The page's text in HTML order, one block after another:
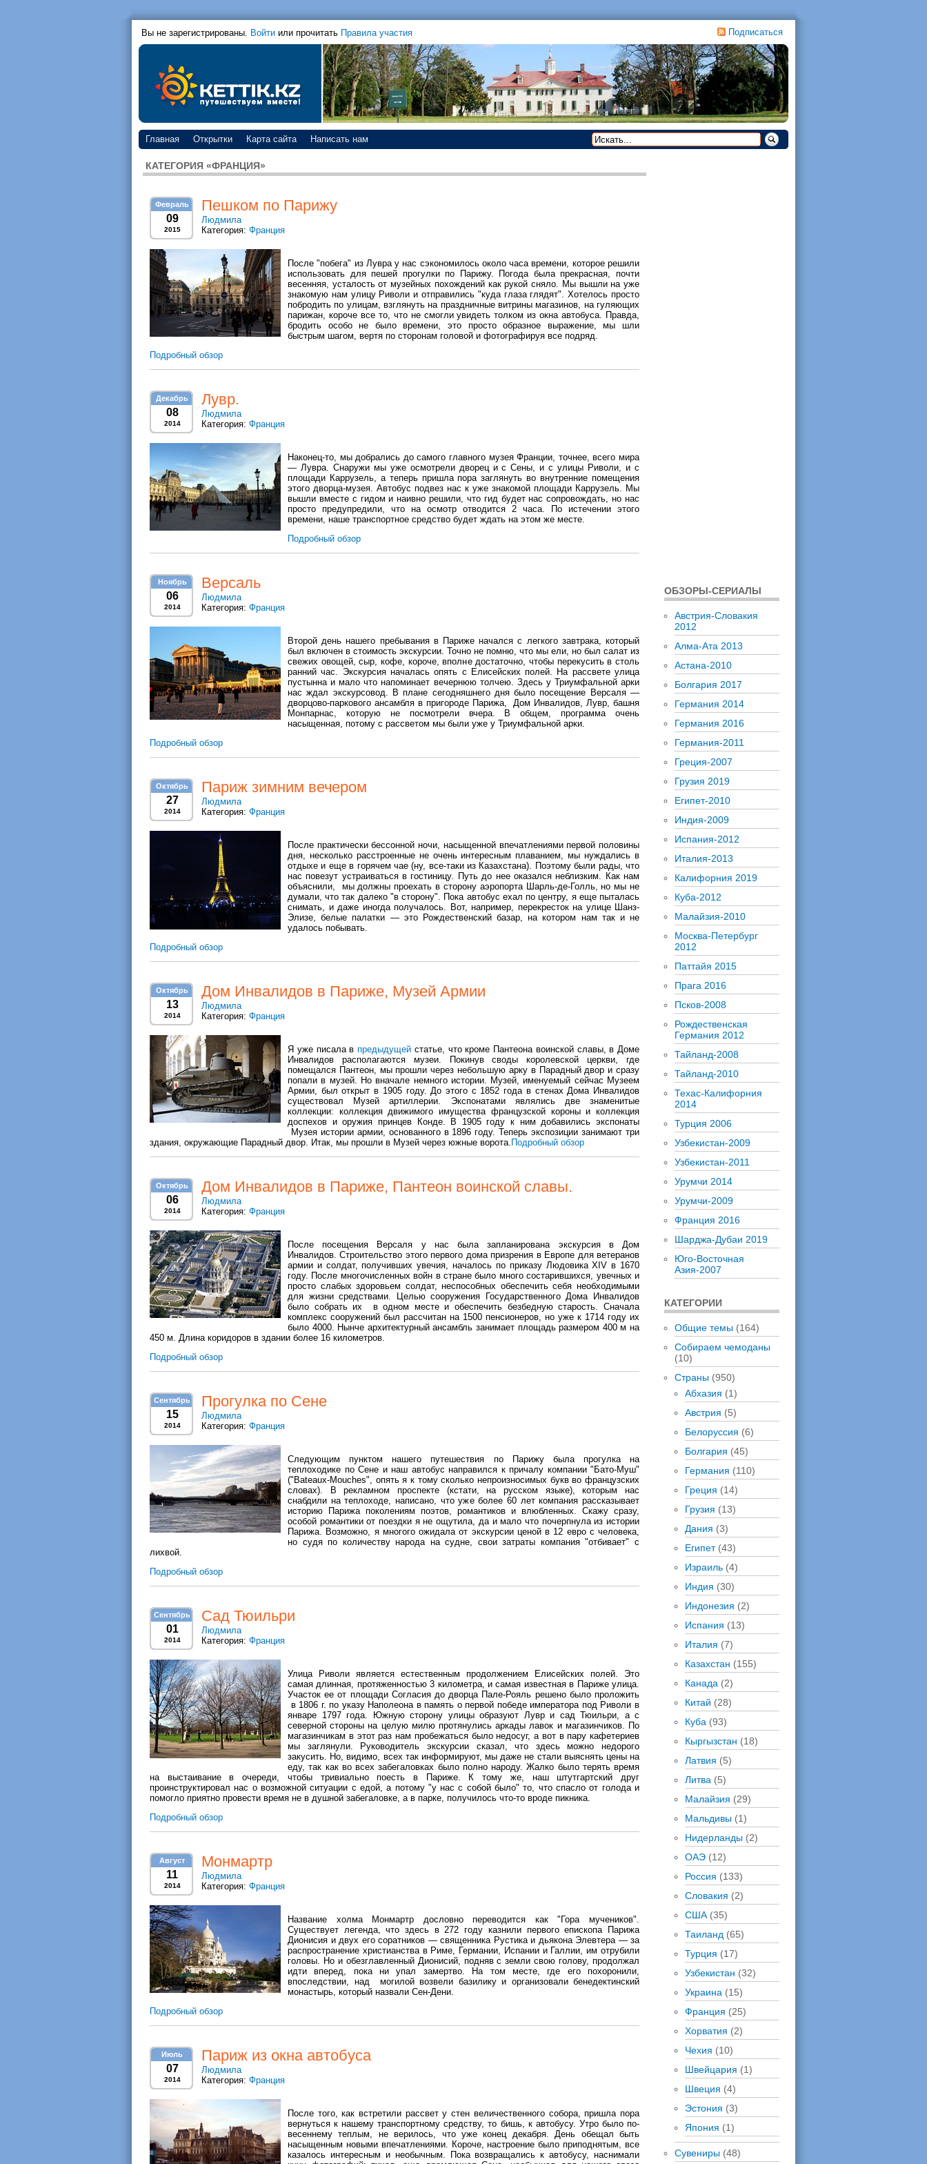
Вы не зарегистрированы. Войти или прочитать Правила участия Подписаться
Главная Открытки Карта сайта Написать нам
КАТЕГОРИЯ «ФРАНЦИЯ»
Февраль
09
2015
Пешком по Парижу
Людмила
Категория: Франция
После "побега" из Лувра у нас сэкономилось около часа времени, которое решили
использовать для пешей прогулки по Парижу. Погода была прекрасная, почти
весенняя, усталость от музейных похождений как рукой сняло. Мы вышли на уже
знакомую нам улицу Риволи и отправились "куда глаза глядят". Хотелось просто
побродить по улицам, взглянуть на праздничные витрины магазинов, на гуляющих
парижан, короче все то, что не смогли увидеть толком из окна автобуса. Правда,
бродить особо не было времени, это просто образное выражение, мы шли
быстрым шагом, вертя по сторонам головой и фотографируя все подряд.
Подробный обзор
Декабрь
08
2014
Лувр.
Людмила
Категория: Франция
Наконец-то, мы добрались до самого главного музея Франции, точнее, всего мира
— Лувра. Снаружи мы уже осмотрели дворец и с Сены, и с улицы Риволи, и с
площади Каррузель, а теперь пришла пора заглянуть во внутренние помещения
этого дворца-музея. Автобус подвез нас к уже знакомой площади Каррузель. Мы
вышли вместе с гидом и наивно решили, что гид будет нас сопровождать, но нас
просто предупредили, что на осмотр отводится 2 часа. По истечении этого
времени, наше транспортное средство будет ждать на этом же месте.
Подробный обзор
Ноябрь
06
2014
Версаль
Людмила
Категория: Франция
Второй день нашего пребывания в Париже начался с легкого завтрака, который
был включен в стоимость экскурсии. Точно не помню, что мы ели, но был салат из
свежих овощей, сыр, кофе, короче, вполне достаточно, чтобы перекусить в столь
ранний час. Экскурсия началась опять с Елисейских полей. На рассвете улица
пустынна и мало что напоминает вечернюю толчею. Здесь у Триумфальной арки
нас ждал экскурсовод. В плане сегодняшнего дня было посещение Версаля —
дворцово-паркового ансамбля в пригороде Парижа, Дом Инвалидов, Лувр, башня
Монпарнас, которую не посмотрели вчера. В общем, программа очень
насыщенная, потому с рассветом мы были уже у Триумфальной арки.
Подробный обзор
Октябрь
27
2014
Париж зимним вечером
Людмила
Категория: Франция
После практически бессонной ночи, насыщенной впечатлениями первой половины
дня, несколько расстроенные не очень интересным плаванием, мы нуждались в
отдыхе и еще в горячем чае (ну, все-таки из Казахстана). Поэтому были рады, что
нас повезут устраиваться в гостиницу. Путь до нее оказался неблизким. Как нам
объяснили, мы должны проехать в сторону аэропорта Шарль-де-Голль, но мы не
думали, что так далеко "в сторону". Пока автобус ехал по центру, я еще пыталась
снимать, и даже иногда получалось. Вот, например, перекресток на улице Шанз-
Элизе, белые палатки — это Рождественский базар, на котором нам так и не
удалось побывать.
Подробный обзор
Октябрь
13
2014
Дом Инвалидов в Париже, Музей Армии
Людмила
Категория: Франция
Я уже писала в предыдущей статье, что кроме Пантеона воинской славы, в Доме
Инвалидов располагаются музеи. Покинув своды королевской церкви, где
помещался Пантеон, мы прошли через небольшую арку в Парадный двор и сразу
попали в музей. Но вначале немного истории. Музей, именуемый сейчас Музеем
Армии, был открыт в 1905 году. До этого с 1852 года в стенах Дома Инвалидов
существовал Музей артиллерии. Экспонатами являлись две знаменитые
коллекции: коллекция движимого имущества французской короны и коллекция
доспехов и оружия принцев Конде. В 1905 году к ним добавились экспонаты
Музея истории армии, основанного в 1896 году. Теперь экспозиции занимают три
здания, окружающие Парадный двор. Итак, мы прошли в Музей через южные ворота. Подробный обзор
Октябрь
06
2014
Дом Инвалидов в Париже, Пантеон воинской славы.
Людмила
Категория: Франция
После посещения Версаля у нас была запланирована экскурсия в Дом
Инвалидов. Строительство этого первого дома призрения в Европе для ветеранов
армии и солдат, получивших увечия, началось по приказу Людовика XIV в 1670
году. После многочисленных войн в стране было много состарившихся, увечных и
просто слабых здоровьем солдат, неспособных обеспечить себя необходимыми
для жизни средствами. Целью сооружения Государственного Дома Инвалидов
было собрать их в одном месте и обеспечить безбедную старость. Сначала
комплекс сооружений был рассчитан на 1500 пенсионеров, но уже к 1714 году их
было 4000. Нынче архитектурный ансамбль занимает площадь размером 400 м на
450 м. Длина коридоров в здании более 16 километров.
Подробный обзор
Сентябрь
15
2014
Прогулка по Сене
Людмила
Категория: Франция
Следующим пунктом нашего путешествия по Парижу была прогулка на
теплоходике по Сене и наш автобус направился к причалу компании "Бато-Муш"
("Bateaux-Mouches", опять я к тому сколько непроизносимых букв во французских
словах). В рекламном проспекте (кстати, на русском языке), которым нас
снабдили на теплоходе, написано, что уже более 60 лет компания рассказывает
историю Парижа поколениям поэтов, романтиков и влюбленных. Скажу сразу,
особой романтики от поездки я не ощутила, да и мало что почерпнула из истории
Парижа. Возможно, я многого ожидала от экскурсии ценой в 12 евро с человека,
но судя по количеству народа на судне, свои затраты компания "отбивает" с
лихвой.
Подробный обзор
Сентябрь
01
2014
Сад Тюильри
Людмила
Категория: Франция
Улица Риволи является естественным продолжением Елисейских полей. Это
самая длинная, протяженностью 3 километра, и самая известная в Париже улица.
Участок ее от площади Согласия до дворца Пале-Рояль решено было проложить
в 1806 г. по указу Наполеона в память о первой победе императора под Риволи в
январе 1797 года. Южную сторону улицы образуют Лувр и сад Тюильри, а с
северной стороны на целую милю протянулись аркады лавок и магазинчиков. По
магазинчикам в этот раз нам пробежаться было недосуг, а вот в пару кафетериев
мы заглянули. Руководитель экскурсии сказал, что здесь можно недорого
закусить. Но, видимо, всех так информируют, мы даже не стали выяснять цены на
еду, так как во всех забегаловках было полно народу. Жалко было терять время
на выстаивание в очереди, чтобы тривиально поесть в Париже. К тому же, наш штутгартский друг
проинструктировал нас о возможной ситуации с едой, а потому "у нас с собой было" то, что спасло от голода и
помогло приятно провести время не в душной забегаловке, а в парке, получилось что-то вроде пикника.
Подробный обзор
Август
11
2014
Монмартр
Людмила
Категория: Франция
Название холма Монмартр дословно переводится как "Гора мучеников".
Существует легенда, что здесь в 272 году казнили первого епископа Парижа
Дионисия и двух его соратников — священника Рустика и дьякона Элевтера — за
распространение христианства в Риме, Германии, Испании и Галлии, им отрубили
головы. Но и обезглавленный Дионисий, подняв с земли свою голову, продолжал
идти вперед, пока ни упал замертво. На том месте, где его похоронили,
впоследствии, над могилой возвели базилику и организовали бенедектинский
монастырь, который назвали Сен-Дени.
Подробный обзор
Июль
07
2014
Париж из окна автобуса
Людмила
Категория: Франция
После того, как встретили рассвет у стен величественного собора, пришла пора
вернуться к нашему транспортному средству, то бишь, к автобусу. Утро было по-
весеннему теплым, не верилось, что уже конец декабря. День обещал быть
насыщенным новыми впечатлениями. Короче, настроение было приподнятым, все
казалось интересным и необычным. Пока возвращались к автобусу, наснимали
ОБЗОРЫ-СЕРИАЛЫ
Австрия-Словакия
2012
Алма-Ата 2013
Астана-2010
Болгария 2017
Германия 2014
Германия 2016
Германия-2011
Греция-2007
Грузия 2019
Египет-2010
Индия-2009
Испания-2012
Италия-2013
Калифорния 2019
Куба-2012
Малайзия-2010
Москва-Петербург
2012
Паттайя 2015
Прага 2016
Псков-2008
Рождественская
Германия 2012
Тайланд-2008
Тайланд-2010
Техас-Калифорния
2014
Турция 2006
Узбекистан-2009
Узбекистан-2011
Урумчи 2014
Урумчи-2009
Франция 2016
Шарджа-Дубаи 2019
Юго-Восточная
Азия-2007
КАТЕГОРИИ
Общие темы (164)
Собираем чемоданы
(10)
Страны (950)
Абхазия (1)
Австрия (5)
Белоруссия (6)
Болгария (45)
Германия (110)
Греция (14)
Грузия (13)
Дания (3)
Египет(43)
Израиль (4)
Индия (30)
Индонезия (2)
Испания (13)
Италия (7)
Казахстан (155)
Канада (2)
Китай (28)
Куба (93)
Кыргызстан (18)
Латвия (5)
Литва (5)
Малайзия (29)
Мальдивы (1)
Нидерланды (2)
ОАЭ (12)
Россия (133)
Словакия (2)
США (35)
Таиланд (65)
Турция (17)
Узбекистан (32)
Украина (15)
Франция (25)
Хорватия (2)
Чехия (10)
Швейцария (1)
Швеция (4)
Эстония (3)
Япония (1)
Сувениры (48)